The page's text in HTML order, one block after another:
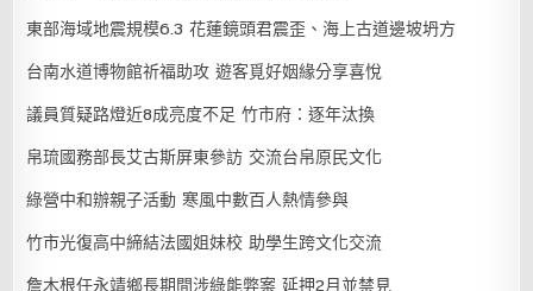
東部海域地震規模6.3 花蓮鏡頭君震歪、海上古道邊坡坍方
台南水道博物館祈福助攻 遊客覓好姻緣分享喜悅
議員質疑路燈近8成亮度不足 竹市府：逐年汰換
帛琉國務部長艾古斯屏東參訪 交流台帛原民文化
綠營中和辦親子活動 寒風中數百人熱情參與
竹市光復高中締結法國姐妹校 助學生跨文化交流
詹木根任永靖鄉長期間涉綠能弊案 延押2月並禁見